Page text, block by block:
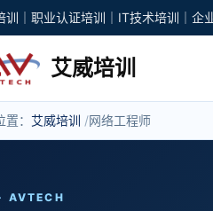
训｜职业认证培训｜IT技术培训｜企
艾威培训
： 艾威培训 网络工程师
AVTECH